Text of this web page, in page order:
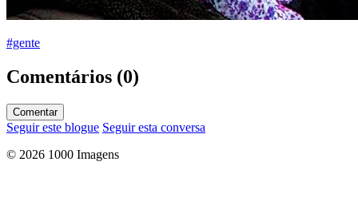
#gente
Comentários (0)
Comentar
Seguir este blogue Seguir esta conversa
© 2026 1000 Imagens